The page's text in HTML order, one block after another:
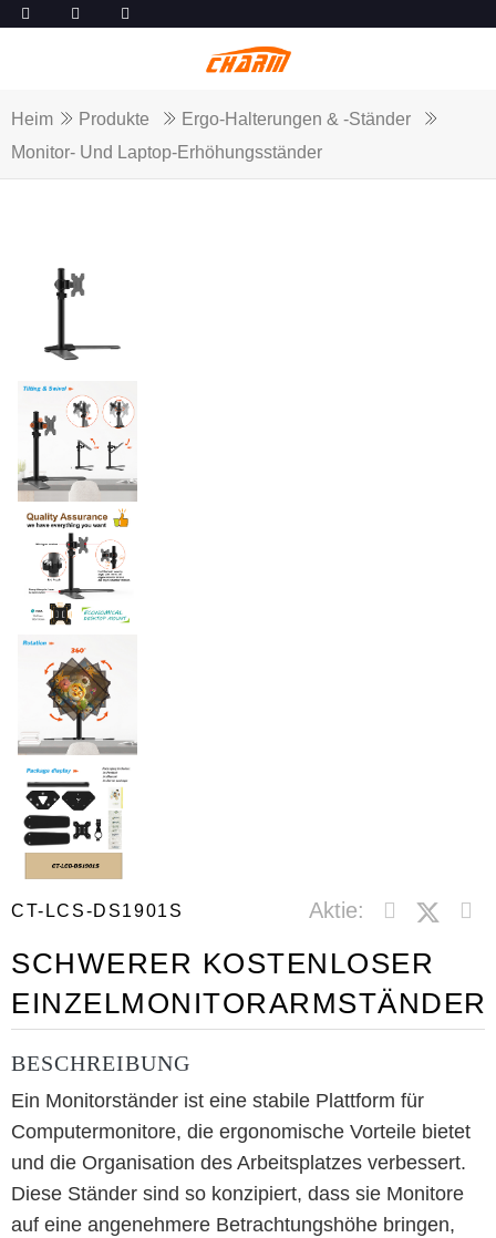
Heim Produkte
Ergo-Halterungen & -Ständer
Monitor- Und Laptop-Erhöhungsständer
CT-LCS-DS1901S Aktie:
SCHWERER KOSTENLOSER
EINZELMONITORARMSTÄNDER
BESCHREIBUNG
Ein Monitorständer ist eine stabile Plattform für
Computermonitore, die ergonomische Vorteile bietet
und die Organisation des Arbeitsplatzes verbessert.
Diese Ständer sind so konzipiert, dass sie Monitore
auf eine angenehmere Betrachtungshöhe bringen,